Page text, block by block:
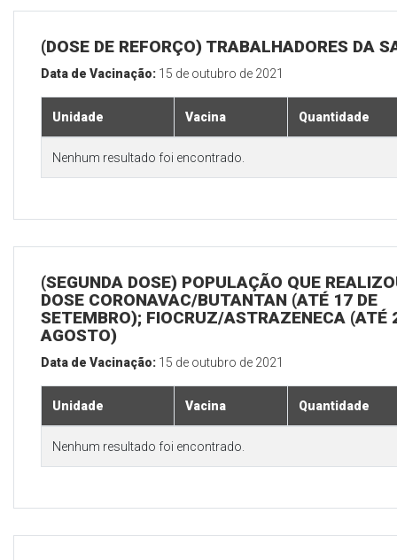
(DOSE DE REFORÇO) TRABALHADORES DA
Data de Vacinação: 15 de outubro de 2021
Unidade Vacina Quantidade
Nenhum resultado foi encontrado.
(SEGUNDA DOSE) POPULAÇÃO QUE
DOSE CORONAVAC/BUTANTAN (ATÉ 17 DE
SETEMBRO); FIOCRUZ/ASTRAZENECA (ATÉ
AGOSTO)
Data de Vacinação: 15 de outubro de 2021
Unidade Vacina Quantidade
Nenhum resultado foi encontrado.